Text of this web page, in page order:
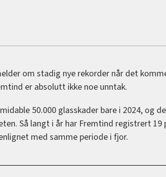
om stadig nye rekorder når det
er absolutt ikke noe unntak.
50.000 glasskader bare i 2024, og
Så langt i år har Fremtind registrert 19
med samme periode i fjor.